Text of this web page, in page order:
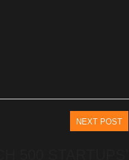
NEXT POST